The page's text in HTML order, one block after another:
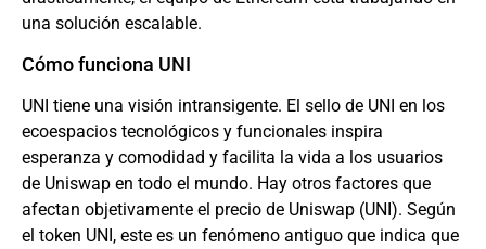
una solución escalable.
Cómo funciona UNI
UNI tiene una visión intransigente. El sello de UNI en los
ecoespacios tecnológicos y funcionales inspira
esperanza y comodidad y facilita la vida a los usuarios
de Uniswap en todo el mundo. Hay otros factores que
afectan objetivamente el precio de Uniswap (UNI). Según
el token UNI, este es un fenómeno antiguo que indica que